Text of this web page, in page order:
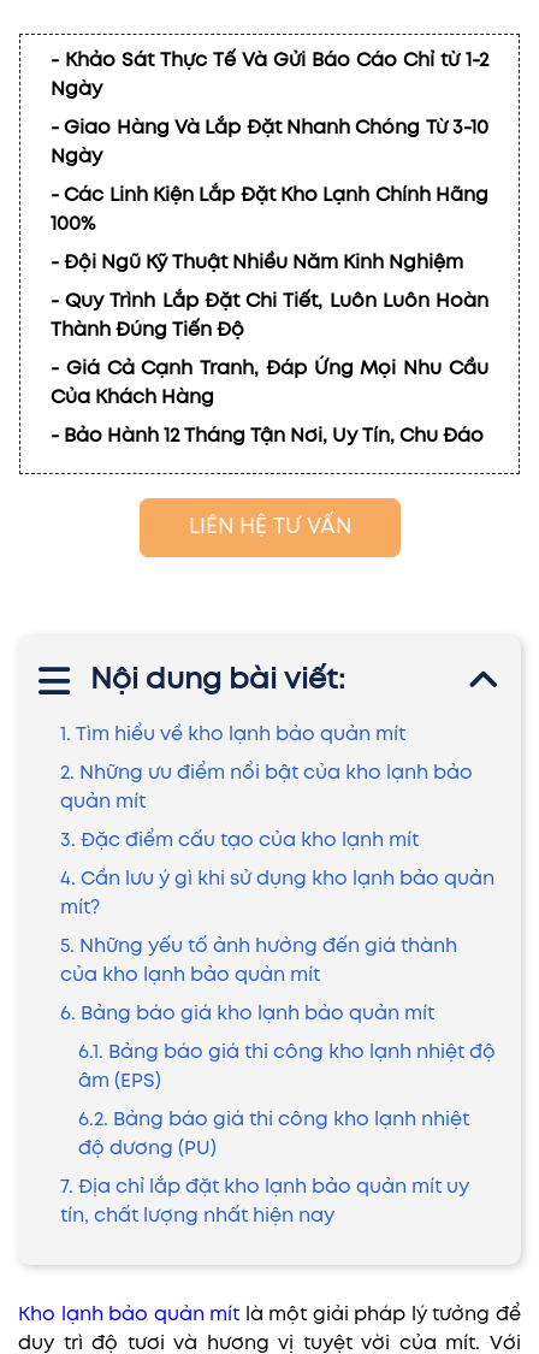
- Khảo Sát Thực Tế Và Gửi Báo Cáo Chỉ từ 1-2
Ngày
- Giao Hàng Và Lắp Đặt Nhanh Chóng Từ 3-10
Ngày
- Các Linh Kiện Lắp Đặt Kho Lạnh Chính Hãng
100%
- Đội Ngũ Kỹ Thuật Nhiều Năm Kinh Nghiệm
- Quy Trình Lắp Đặt Chi Tiết, Luôn Luôn Hoàn
Thành Đúng Tiến Độ
- Giá Cả Cạnh Tranh, Đáp Ứng Mọi Nhu Cầu
Của Khách Hàng
- Bảo Hành 12 Tháng Tận Nơi, Uy Tín, Chu Đáo
LIÊN HỆ TƯ VẤN
Nội dung bài viết:
1. Tìm hiểu về kho lạnh bảo quản mít
2. Những ưu điểm nổi bật của kho lạnh bảo
quản mít
3. Đặc điểm cấu tạo của kho lạnh mít
4. Cần lưu ý gì khi sử dụng kho lạnh bảo quản
mít?
5. Những yếu tố ảnh hưởng đến giá thành
của kho lạnh bảo quản mít
6. Bảng báo giá kho lạnh bảo quản mít
6.1. Bảng báo giá thi công kho lạnh nhiệt độ
âm (EPS)
6.2. Bảng báo giá thi công kho lạnh nhiệt
độ dương (PU)
7. Địa chỉ lắp đặt kho lạnh bảo quản mít uy
tín, chất lượng nhất hiện nay
Kho lạnh bảo quản mít là một giải pháp lý tưởng để
duy trì độ tươi và hương vị tuyệt vời của mít. Với